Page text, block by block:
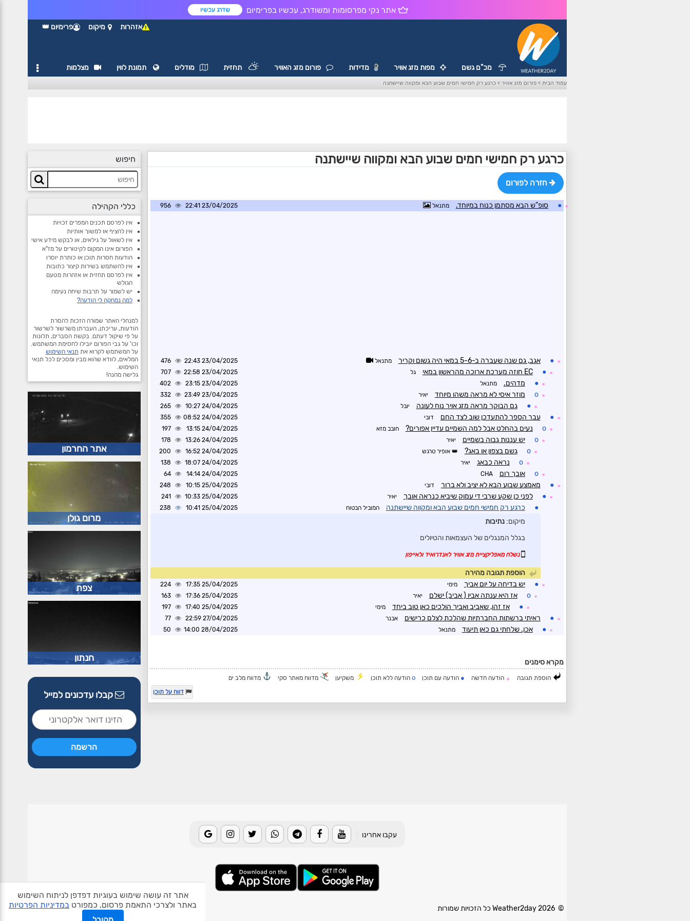
אתר זה עושה שימוש בעוגיות דפדפן לניתוח השימוש
באתר ולצרכי התאמת פרסום, כמפורט במדיניות הפרטיות
אתר נקי מפרסומות ומשודרג, עכשיו בפרימיום שדרג עכשיו
אזהרות מיקום פרימיום 👑
מכ"ם גשם מפות מזג אוויר מדידות פורום מזג האוויר תחזית מודלים תמונת לווין מצלמות
עמוד הבית >פורום מזג אוויר >כרגע רק חמישי חמים שבוע הבא ומקווה שיישתנה
כרגע רק חמישי חמים שבוע הבא ומקווה שיישתנה
חזרה לפורום
☼
● סופ"ש הבא מסתמן כנוח במיוחד. מתנאל 23/04/2025 22:41
956
☼
● אגב, גם שנה שעברה ב-5-6 במאי היה גשום וקריר מתנאל 23/04/2025 22:43
476
☼
● EC חוזה מערכת ארוכה מהראשון במאי גל 23/04/2025 22:58
707
☼
● מדהים. מתנאל 23/04/2025 23:15
402
☼
o מוזר איסי לא מראה משהו מיוחד יאיר 23/04/2025 23:49
332
☼
● גם הבוקר מראה מזג אויר נוח לעונה יובל 24/04/2025 10:27
265
☼
● עבר הספר להתעדכן שוב לצד החם דובי 24/04/2025 08:52
355
☼
o נעים בהחלט אבל למה השמיים עדיין אפורים? חובב מזא 24/04/2025 13:15
197
☼
o יש עננות גבוה בשמיים יאיר 24/04/2025 13:26
178
☼
o גשם בצפון או באג? אופיר טרגש 24/04/2025 16:52
200
☼
o נראה כבאג יאיר 24/04/2025 18:07
138
☼
o אובך רום CHA
24/04/2025 14:14
64
☼
● מאמצע שבוע הבא לא יציב ולא ברור דובי 25/04/2025 10:15
248
☼
● לפני כן שקע שרבי די עמוק שיביא כנראה אובך יאיר 25/04/2025 10:33
241
● כרגע רק חמישי חמים שבוע הבא ומקווה שיישתנה המוביל הבטוח 25/04/2025 10:41
238
מיקום:נתיבות
בגלל המנגלים של העצמאות והטיולים
נשלח מאפליקציית מזג אוויר לאנדרואיד ולאייפון
הוספת תגובה מהירה
☼
● יש בדיחה על יום אביך מימי 25/04/2025 17:35
224
☼
o אז היא ענתה אביו ( אביב) ישלם יאיר 25/04/2025 17:36
163
☼
● אז זהו, שאביב ואביך הולכים כאן טוב ביחד מימי 25/04/2025 17:40
197
☼
● ראיתי ברשתות החברתיות שהלכת לצלם כרישים אבנר 27/04/2025 22:59
77
☼
● אכן. שלחתי גם כאן תיעוד מתנאל 28/04/2025 14:00
50
מקרא סימנים
הוספת תגובה ☼ הודעה חדשה ● הודעה עם תוכן o הודעה ללא תוכן משקיען מדווח מאתר סקי
מדווח מלב ים
דווח על תוכן
חיפוש
כללי הקהילה
אין לפרסם תכנים המפרים זכויות
אין להציף או למשוך אותיות
אין לשאול על גילאים, או לבקש מידע אישי
הפורום אינו המקום לקיטורים על מז"א
הודעות חסרות תוכן או כותרת יוסרו
אין להשתמש בשירות קיצור כתובות
אין לפרסם תחזית או אזהרות מטעם
הגולש
יש לשמור על תרבות שיחה נעימה
למה נמחקה לי הודעה?
למנהלי האתר שמורה הזכות להסרת
הודעות, עריכתן, העברתן משרשור לשרשור
על פי שיקול דעתם. בקשת הסברים, תלונות
וכו' על גבי הפורום יובילו לחסימת המשתמש.
על המשתמש לקרוא את תנאי השימוש
המלאים, לוודא שהוא מבין ומסכים לכל תנאי
השימוש.
גלישה מהנה!
אתר החרמון
מרום גולן
צפת
חנתון
קבלו עדכונים למייל
עקבו אחרינו
© 2026 Weather2day כל הזכויות שמורות אודות האתר פרטיות תנאי שימוש צור קשר בעלי אתרים